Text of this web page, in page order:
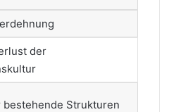
der
Strukturen